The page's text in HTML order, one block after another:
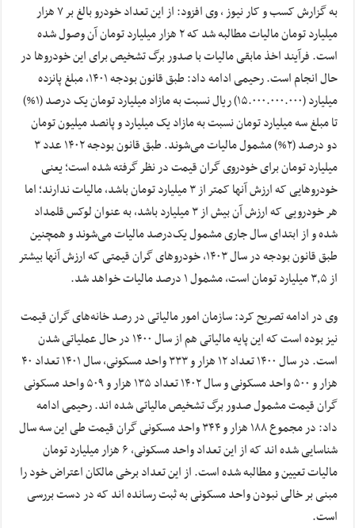
به گزارش کسب و کار نیوز ، وی افزود: از این تعداد خودرو بالغ بر ۷ هزار
میلیارد تومان مالیات مطالبه شد که ۲ هزار میلیارد تومان آن وصول شده
است. فرآیند اخذ مابقی مالیات با صدور برگ تشخیص برای این خودروها در
حال انجام است. رحیمی ادامه داد: طبق قانون بودجه ۱۴۰۱، مبلغ پانزده
میلیارد (۱۵.۰۰۰.۰۰۰.۰۰۰) ریال نسبت به مازاد میلیارد تومان یک درصد (۱%)
تا مبلغ سه میلیارد تومان نسبت به مازاد یک میلیارد و پانصد میلیون تومان
دو درصد (۲%) مشمول مالیات می‌شوند. طبق قانون بودجه ۱۴۰۲ عدد ۳
میلیارد تومان برای خودروی گران قیمت در نظر گرفته شده است؛ یعنی
خودروهایی که ارزش آنها کمتر از ۳ میلیارد تومان باشد، مالیات ندارند؛ اما
هر خودرویی که ارزش آن بیش از ۳ میلیارد باشد، به عنوان لوکس قلمداد
شده و از ابتدای سال جاری مشمول یک‌درصد مالیات می‌شوند و همچنین
طبق قانون بودجه در سال ۱۴۰۳، خودروهای گران قیمتی که ارزش آنها بیشتر
از ۳٫۵ میلیارد تومان است، مشمول ۱ درصد مالیات خواهد شد.
وی در ادامه تصریح کرد: سازمان امور مالیاتی در رصد خانه‌های گران قیمت
نیز بوده است که این پایه مالیاتی هم از سال ۱۴۰۰ در حال عملیاتی شدن
است. در سال ۱۴۰۰ تعداد ۱۲ هزار و ۳۳۳ واحد مسکونی، سال ۱۴۰۱ تعداد ۴۰
هزار و ۵۰۰ واحد مسکونی و سال ۱۴۰۲ تعداد ۱۳۵ هزار و ۵۰۹ واحد مسکونی
گران قیمت مشمول صدور برگ تشخیص مالیاتی شده اند. رحیمی ادامه
داد: در مجموع ۱۸۸ هزار و ۳۴۴ واحد مسکونی گران قیمت طی این سه سال
شناسایی شده اند که از این تعداد واحد مسکونی، ۶ هزار میلیارد تومان
مالیات تعیین و مطالبه شده است. از این تعداد برخی مالکان اعتراض خود را
مبنی بر خالی نبودن واحد مسکونی به ثبت رسانده اند که در دست بررسی
است.